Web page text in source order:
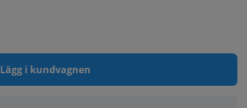
Lägg i kundvagnen